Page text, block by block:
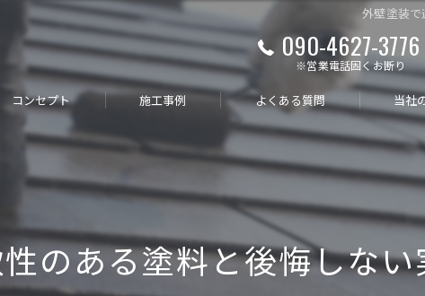
外壁塗装
090-4627-3776
※営業電話固くお断り
コンセプト
代表あいさつ
施工事例
お客様の声
よくある質問 当社
屋根
のある塗料と後悔しない